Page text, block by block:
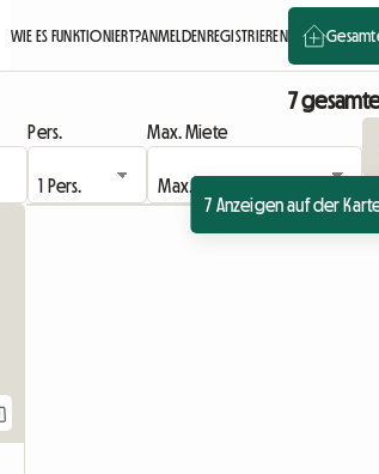
WIE ES FUNKTIONIERT?ANMELDENREGISTRIEREN
7
Pers.
Max. Miete
7 Anzeigen auf der